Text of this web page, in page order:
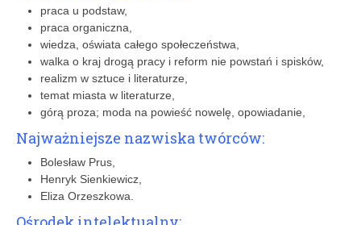
praca u podstaw,
praca organiczna,
wiedza, oświata całego społeczeństwa,
walka o kraj drogą pracy i reform nie powstań i spisków,
realizm w sztuce i literaturze,
temat miasta w literaturze,
górą proza; moda na powieść nowelę, opowiadanie,
Najważniejsze nazwiska twórców:
Bolesław Prus,
Henryk Sienkiewicz,
Eliza Orzeszkowa.